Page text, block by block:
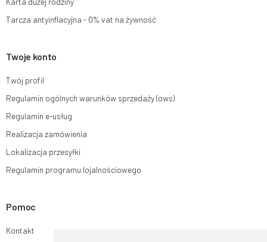
Tarcza antyinflacyjna - 0% vat na żywność
Twoje konto
Twój profil
Regulamin ogólnych warunków sprzedaży (ows)
Regulamin e-usług
Realizacja zamówienia
Lokalizacja przesyłki
Regulamin programu lojalnościowego
Pomoc
Kontakt